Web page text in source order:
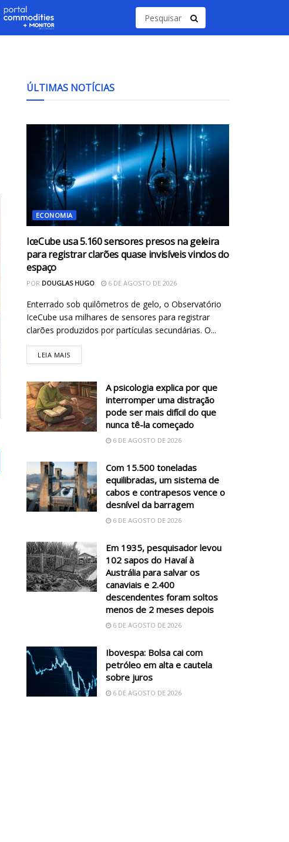
ÚLTIMAS NOTÍCIAS
ECONOMIA
IceCube usa 5.160 sensores presos na geleira
para registrar clarões quase invisíveis vindos do
espaço
POR DOUGLAS HUGO 6 DE AGOSTO DE 2026
Enterrado sob quilômetros de gelo, o Observatório
IceCube usa milhares de sensores para registrar
clarões produzidos por partículas secundárias. O...
LEIA MAIS
A psicologia explica por que
interromper uma distração
pode ser mais difícil do que
nunca tê-la começado
6 DE AGOSTO DE 2026
Com 15.500 toneladas
equilibradas, um sistema de
cabos e contrapesos vence o
desnível da barragem
6 DE AGOSTO DE 2026
Em 1935, pesquisador levou
102 sapos do Havaí à
Austrália para salvar os
canaviais e 2.400
descendentes foram soltos
menos de 2 meses depois
6 DE AGOSTO DE 2026
Ibovespa: Bolsa cai com
petróleo em alta e cautela
sobre juros
6 DE AGOSTO DE 2026